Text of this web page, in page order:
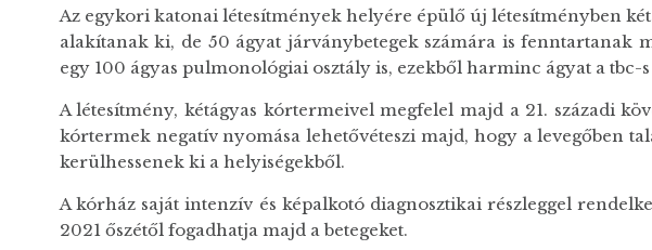
Az egykori katonai létesítmények helyére épülő új létesítményben
alakítanak ki, de 50 ágyat járványbetegek számára is fenntartanak
egy 100 ágyas pulmonológiai osztály is, ezekből harminc ágyat a
A létesítmény, kétágyas kórtermeivel megfelel majd a 21. századi
kórtermek negatív nyomása lehetővéteszi majd, hogy a levegőben
kerülhessenek ki a helyiségekből.
A kórház saját intenzív és képalkotó diagnosztikai részleggel
2021 őszétől fogadhatja majd a betegeket.